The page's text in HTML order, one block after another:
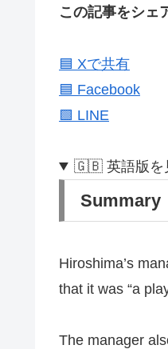
この記事をシェ
🟦 Xで共有
🟦 Facebook
🟩 LINE
🇬🇧 英語版を
Summary
Hiroshima’s
that it was “a
The manager